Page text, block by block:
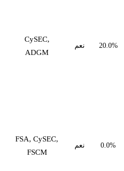
20.0% نعم
CySEC,
ADGM
0.0% نعم
FSA, CySEC,
FSCM